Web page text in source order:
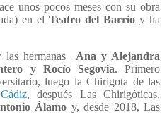
unos pocos meses con su obra
en el Teatro del Barrio y ha
hermanas
Ana y Alejandra
y Rocío Segovia. Primero
luego la Chirigota de las
, después Las Chirigóticas,
Álamo y, desde 2018, Las